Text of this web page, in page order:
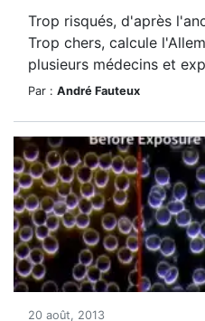
Trop risqués, d'après
Trop chers, calcule
plusieurs médecins et
Par : André Fauteux
20 août, 2013